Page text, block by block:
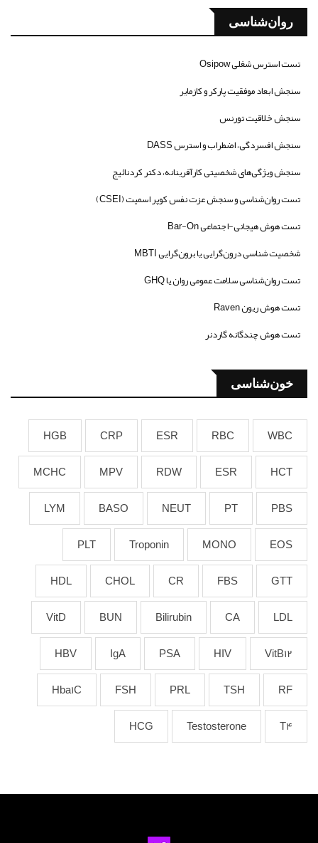
روان‌شناسی
تست استرس شغلی Osipow
سنجش ابعاد موفقیت پارکر و کازمایر
سنجش خلاقیت تورنس
سنجش افسردگی، اضطراب و استرس DASS
سنجش ویژگی‌های شخصیتی کارآفرینانه، دکتر کردنائیج
تست روان‌شناسی و سنجش عزت نفس کوپر اسمیت (CSEI)
تست هوش هیجانی-اجتماعی Bar-On
شخصیت شناسی درون‌گرایی یا برون‌گرایی MBTI
تست روان‌شناسی سلامت عمومی روان یا GHQ
تست هوش ریون Raven
تست هوش چندگانه گاردنر
خون‌شناسی
WBC
RBC
ESR
CRP
HGB
HCT
ESR
RDW
MPV
MCHC
PBS
PT
NEUT
BASO
LYM
EOS
MONO
Troponin
PLT
GTT
FBS
CR
CHOL
HDL
LDL
CA
Bilirubin
BUN
VitD
VitB12
HIV
PSA
IgA
HBV
RF
TSH
PRL
FSH
Hba1C
T4
Testosterone
HCG